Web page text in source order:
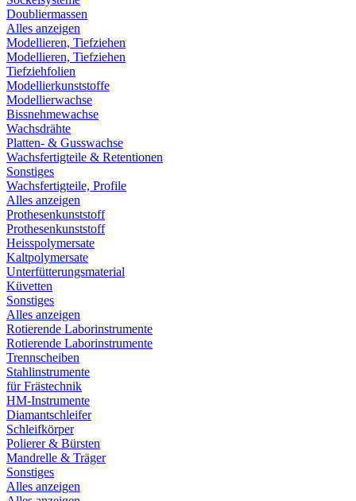
Doubliermassen
Alles anzeigen
Modellieren, Tiefziehen
Modellieren, Tiefziehen
Tiefziehfolien
Modellierkunststoffe
Modellierwachse
Bissnehmewachse
Wachsdrähte
Platten- & Gusswachse
Wachsfertigteile & Retentionen
Sonstiges
Wachsfertigteile, Profile
Alles anzeigen
Prothesenkunststoff
Prothesenkunststoff
Heisspolymersate
Kaltpolymersate
Unterfütterungsmaterial
Küvetten
Sonstiges
Alles anzeigen
Rotierende Laborinstrumente
Rotierende Laborinstrumente
Trennscheiben
Stahlinstrumente
für Frästechnik
HM-Instrumente
Diamantschleifer
Schleifkörper
Polierer & Bürsten
Mandrelle & Träger
Sonstiges
Alles anzeigen